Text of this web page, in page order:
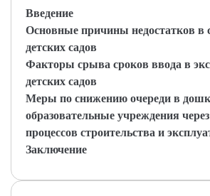
Введение
Основные причины недостатков в
детских садов
Факторы срыва сроков ввода в
детских садов
Меры по снижению очереди в
образовательные учреждения
процессов строительства и
Заключение